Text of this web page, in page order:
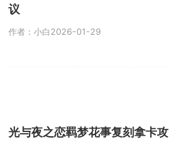
议
作者：小白2026-01-29
光与夜之恋羁梦花事复刻拿卡攻